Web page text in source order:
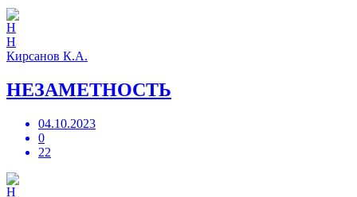
Н
Кирсанов К.А.
НЕЗАМЕТНОСТЬ
04.10.2023
0
22